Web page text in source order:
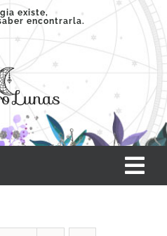
existe,
encontrarla.